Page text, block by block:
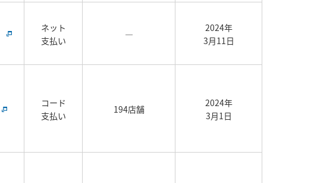
ネット
支払い
―
2024年
3月11日
コード
支払い
194店舗
2024年
3月1日